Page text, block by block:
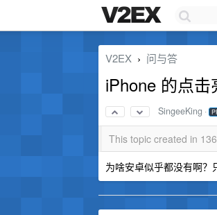
V2EX › 问与答
iPhone 的点击
SingeeKing ·
This topic created in
为啥安卓似乎都没有啊？